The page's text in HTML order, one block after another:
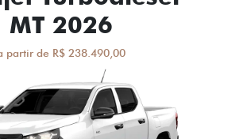
MT 2026
partir de R$ 238.490,00